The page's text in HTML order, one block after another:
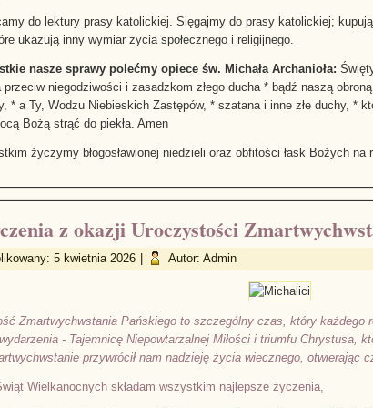
do lektury prasy katolickiej. Sięgajmy do prasy katolickiej;
ukazują inny wymiar życia społecznego i religijnego.
nasze sprawy polećmy opiece św. Michała Archanioła:
przeciw niegodziwości i zasadzkom złego ducha * bądź naszą
* a Ty, Wodzu Niebieskich Zastępów, * szatana i inne złe duchy, *
Bożą strąć do piekła. Amen
życzymy błogosławionej niedzieli oraz obfitości łask Bożych
z okazji Uroczystości
5 kwietnia 2026 Autor: Admin
Zmartwychwstania Pańskiego to szczególny czas, który każdego
- Tajemnicę Niepowtarzalnej Miłości i triumfu Chrystusa,
przywrócił nam nadzieję życia wiecznego, otwierając
Wielkanocnych składam wszystkim najlepsze życzenia,